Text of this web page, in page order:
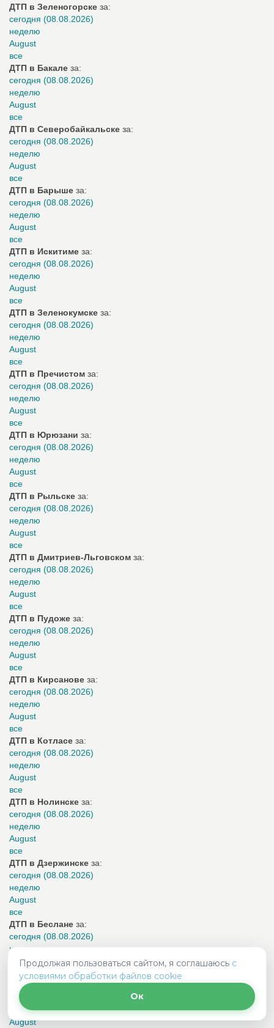
ДТП в Зеленогорске за:
сегодня (08.08.2026)
неделю
August
все
ДТП в Бакале за:
сегодня (08.08.2026)
неделю
August
все
ДТП в Северобайкальске за:
сегодня (08.08.2026)
неделю
August
все
ДТП в Барыше за:
сегодня (08.08.2026)
неделю
August
все
ДТП в Искитиме за:
сегодня (08.08.2026)
неделю
August
все
ДТП в Зеленокумске за:
сегодня (08.08.2026)
неделю
August
все
ДТП в Пречистом за:
сегодня (08.08.2026)
неделю
August
все
ДТП в Юрюзани за:
сегодня (08.08.2026)
неделю
August
все
ДТП в Рыльске за:
сегодня (08.08.2026)
неделю
August
все
ДТП в Дмитриев-Льговском за:
сегодня (08.08.2026)
неделю
August
все
ДТП в Пудоже за:
сегодня (08.08.2026)
неделю
August
все
ДТП в Кирсанове за:
сегодня (08.08.2026)
неделю
August
все
ДТП в Котласе за:
сегодня (08.08.2026)
неделю
August
все
ДТП в Нолинске за:
сегодня (08.08.2026)
неделю
August
все
ДТП в Дзержинске за:
сегодня (08.08.2026)
неделю
August
все
ДТП в Беслане за:
сегодня (08.08.2026)
неделю
August
все
ДТП в Йошкар-Олеза:
сегодня (08.08.2026)
неделю
August
Продолжая пользоваться сайтом, я соглашаюсь с
условиями обработки файлов cookie
Ок